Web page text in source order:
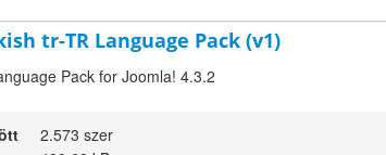
tr-TR Language Pack (v1)
Pack for Joomla! 4.3.2
2.573 szer